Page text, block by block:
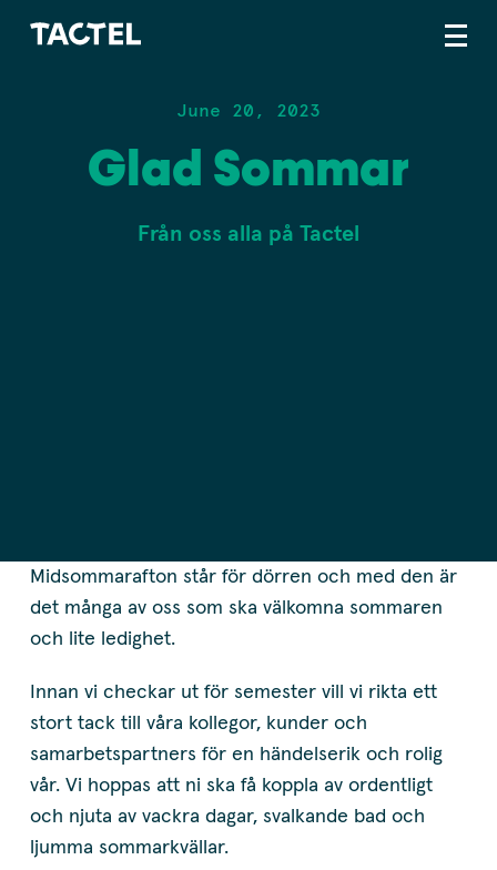
June 20, 2023
Glad Sommar
Från oss alla på Tactel
Midsommarafton står för dörren och med den är
det många av oss som ska välkomna sommaren
och lite ledighet.
Innan vi checkar ut för semester vill vi rikta ett
stort tack till våra kollegor, kunder och
samarbetspartners för en händelserik och rolig
vår. Vi hoppas att ni ska få koppla av ordentligt
och njuta av vackra dagar, svalkande bad och
ljumma sommarkvällar.